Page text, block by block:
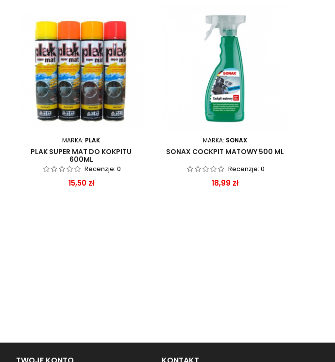
MARKA: PLAK
PLAK SUPER MAT DO KOKPITU
600ML
Recenzje: 0
Cena
15,50 zł
MARKA: SONAX
SONAX COCKPIT MATOWY 500 ML
Recenzje: 0
Cena
18,99 zł